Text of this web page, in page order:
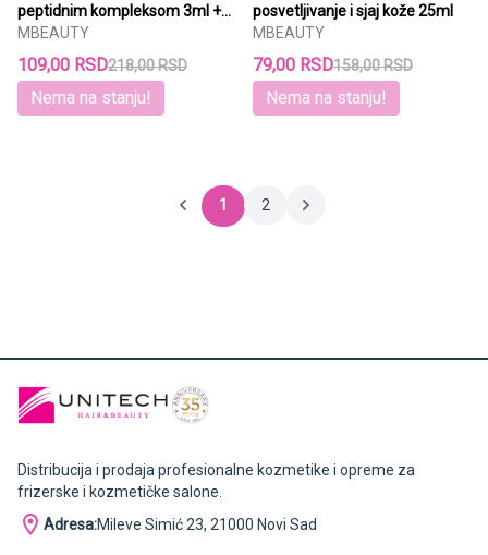
peptidnim kompleksom 3ml +
25ml
MBEAUTY
109,00 RSD218,00 RSD
Nema na stanju!
posvetljivanje i sjaj kože 25ml
MBEAUTY
79,00 RSD158,00 RSD
Nema na stanju!
1 2
Distribucija i prodaja profesionalne kozmetike i opreme za
frizerske i kozmetičke salone.
Adresa:Mileve Simić 23, 21000 Novi Sad